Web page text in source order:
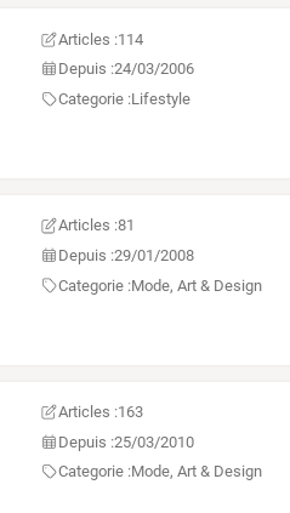
Articles :114
Depuis :24/03/2006
Categorie :Lifestyle
Articles :81
Depuis :29/01/2008
Categorie :Mode, Art & Design
Articles :163
Depuis :25/03/2010
Categorie :Mode, Art & Design